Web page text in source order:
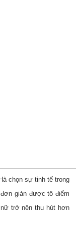
chọn sự tinh tế trong
giản được tô điểm
trở nên thu hút hơn